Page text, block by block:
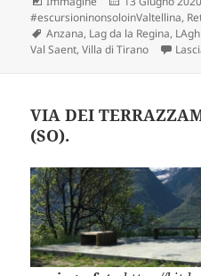
il
#escursioninonsoloinValtellina,
Tag
Anzana, Lag da la Regina,
Val Saent,Villa di Tirano
VIA DEI
(SO).